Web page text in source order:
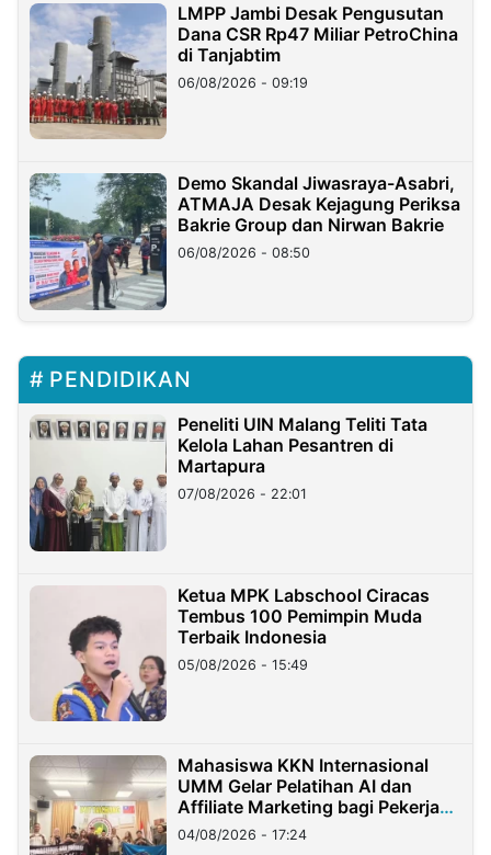
LMPP Jambi Desak Pengusutan
Dana CSR Rp47 Miliar PetroChina
di Tanjabtim
06/08/2026 - 09:19
Demo Skandal Jiwasraya-Asabri,
ATMAJA Desak Kejagung Periksa
Bakrie Group dan Nirwan Bakrie
06/08/2026 - 08:50
PENDIDIKAN
Peneliti UIN Malang Teliti Tata
Kelola Lahan Pesantren di
Martapura
07/08/2026 - 22:01
Ketua MPK Labschool Ciracas
Tembus 100 Pemimpin Muda
Terbaik Indonesia
05/08/2026 - 15:49
Mahasiswa KKN Internasional
UMM Gelar Pelatihan AI dan
Affiliate Marketing bagi Pekerja
Migran Indonesia di Taiwan
04/08/2026 - 17:24